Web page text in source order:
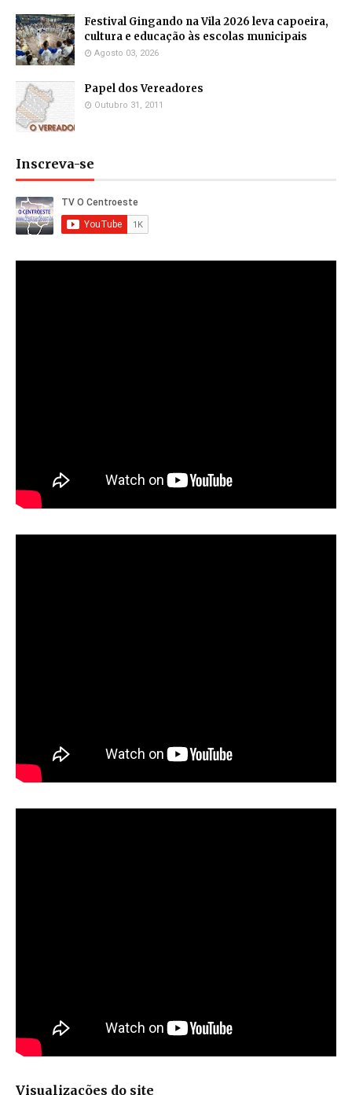
Festival Gingando na Vila 2026 leva capoeira,
cultura e educação às escolas municipais
Agosto 03, 2026
Papel dos Vereadores
Outubro 31, 2011
Inscreva-se
Visualizações do site